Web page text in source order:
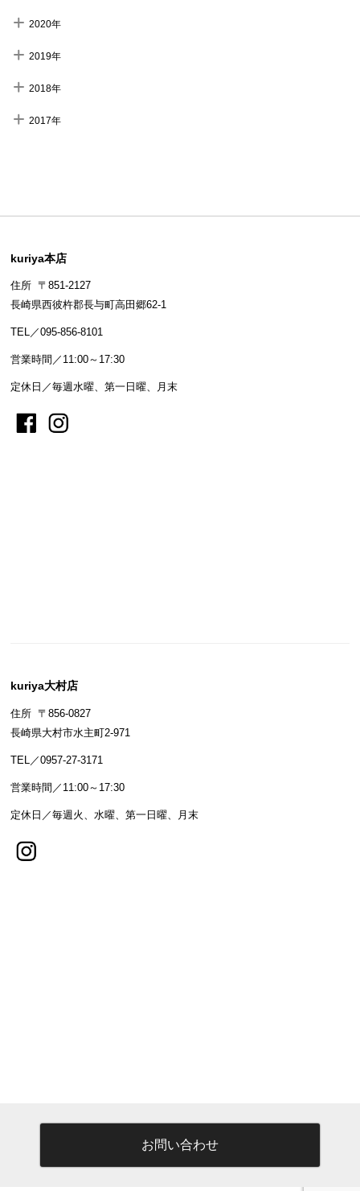
2020年
2019年
2018年
2017年
kuriya本店
住所 〒851-2127
長崎県西彼杵郡長与町高田郷62-1
TEL／095-856-8101
営業時間／11:00～17:30
定休日／毎週水曜、第一日曜、月末
kuriya大村店
住所 〒856-0827
長崎県大村市水主町2-971
TEL／0957-27-3171
営業時間／11:00～17:30
定休日／毎週火、水曜、第一日曜、月末
お問い合わせ